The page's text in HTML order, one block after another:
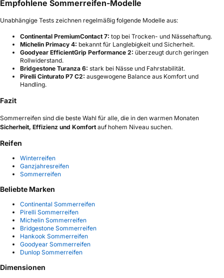
Empfohlene Sommerreifen-Modelle
Unabhängige Tests zeichnen regelmäßig folgende Modelle aus:
Continental PremiumContact 7: top bei Trocken- und Nässehaftung.
Michelin Primacy 4: bekannt für Langlebigkeit und Sicherheit.
Goodyear EfficientGrip Performance 2: überzeugt durch geringen
Rollwiderstand.
Bridgestone Turanza 6: stark bei Nässe und Fahrstabilität.
Pirelli Cinturato P7 C2: ausgewogene Balance aus Komfort und
Handling.
Fazit
Sommerreifen sind die beste Wahl für alle, die in den warmen Monaten
Sicherheit, Effizienz und Komfort auf hohem Niveau suchen.
Reifen
Winterreifen
Ganzjahresreifen
Sommerreifen
Beliebte Marken
Continental Sommerreifen
Pirelli Sommerreifen
Michelin Sommerreifen
Bridgestone Sommerreifen
Hankook Sommerreifen
Goodyear Sommerreifen
Dunlop Sommerreifen
Dimensionen